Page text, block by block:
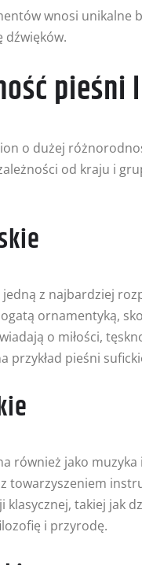
wnosi unikalne
dźwięków.
o dużej
od kraju i
z najbardziej
ornamentyką,
o miłości,
przykład pieśni
również jako
towarzyszeniem
klasycznej, takiej jak
i przyrodę.